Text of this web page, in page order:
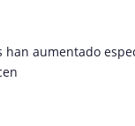
han aumentado